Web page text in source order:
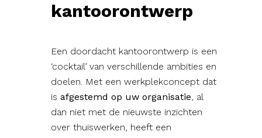
kantoorontwerp
Een doordacht kantoorontwerp is een
‘cocktail’ van verschillende ambities en
doelen. Met een werkplekconcept dat
is afgestemd op uw organisatie, al
dan niet met de nieuwste inzichten
over thuiswerken, heeft een